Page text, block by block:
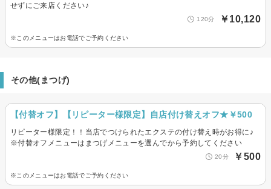
せずにご来店ください♪
120分 ￥10,120
※このメニューはお電話でご予約ください
その他(まつげ)
【付替オフ】【リピーター様限定】自店付け替えオフ★￥500
リピーター様限定！！当店でつけられたエクステの付け替え時がお得に♪
※付替オフメニューはまつげメニューを選んでから予約してください
20分 ￥500
※このメニューはお電話でご予約ください